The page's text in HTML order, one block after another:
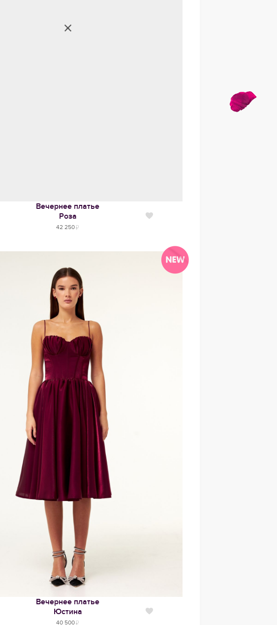
Вечернее платье
Роза
42 250
Вечернее платье
Юстина
40 500